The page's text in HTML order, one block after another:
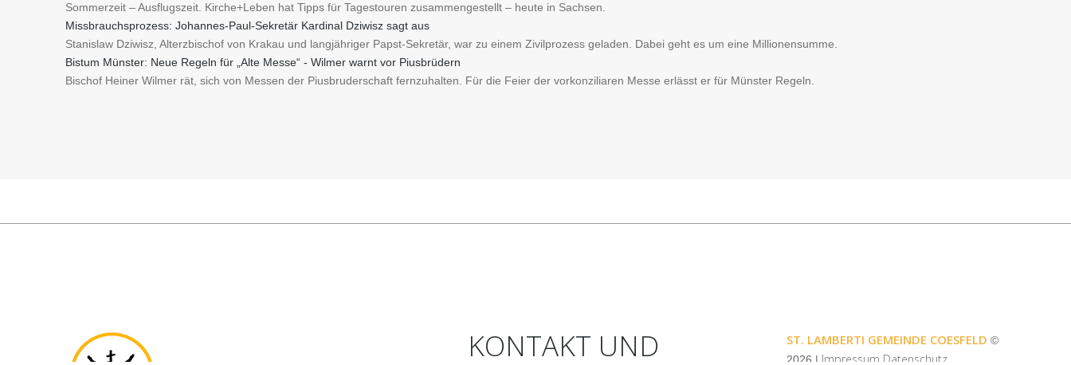
Sommerzeit – Ausflugszeit. Kirche+Leben hat Tipps für Tagestouren zusammengestellt – heute in Sachsen.
Missbrauchsprozess: Johannes-Paul-Sekretär Kardinal Dziwisz sagt aus
Stanislaw Dziwisz, Alterzbischof von Krakau und langjähriger Papst-Sekretär, war zu einem Zivilprozess geladen. Dabei geht es um eine Millionensumme.
Bistum Münster: Neue Regeln für „Alte Messe“ - Wilmer warnt vor Piusbrüdern
Bischof Heiner Wilmer rät, sich von Messen der Piusbruderschaft fernzuhalten. Für die Feier der vorkonziliaren Messe erlässt er für Münster Regeln.
ST. LAMBERTI GEMEINDE COESFELD ©
2026
Impressum Datenschutz
KONTAKT UND